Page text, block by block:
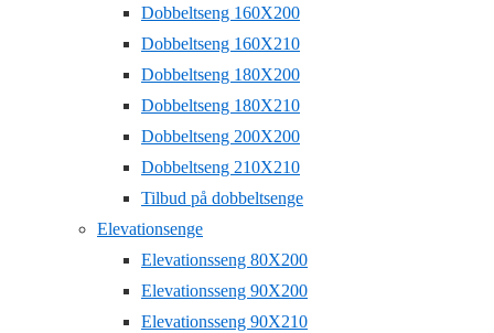
Dobbeltseng 160X200
Dobbeltseng 160X210
Dobbeltseng 180X200
Dobbeltseng 180X210
Dobbeltseng 200X200
Dobbeltseng 210X210
Tilbud på dobbeltsenge
Elevationsenge
Elevationsseng 80X200
Elevationsseng 90X200
Elevationsseng 90X210